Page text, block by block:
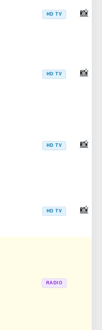
HD TV 📸
HD TV 📸
HD TV 📸
HD TV 📸
RADIO